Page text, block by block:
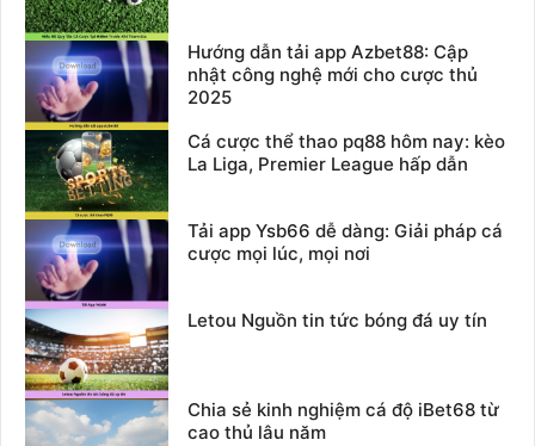
Hướng dẫn tải app Azbet88: Cập
nhật công nghệ mới cho cược thủ
2025
Cá cược thể thao pq88 hôm nay: kèo
La Liga, Premier League hấp dẫn
Tải app Ysb66 dễ dàng: Giải pháp cá
cược mọi lúc, mọi nơi
Letou Nguồn tin tức bóng đá uy tín
Chia sẻ kinh nghiệm cá độ iBet68 từ
cao thủ lâu năm